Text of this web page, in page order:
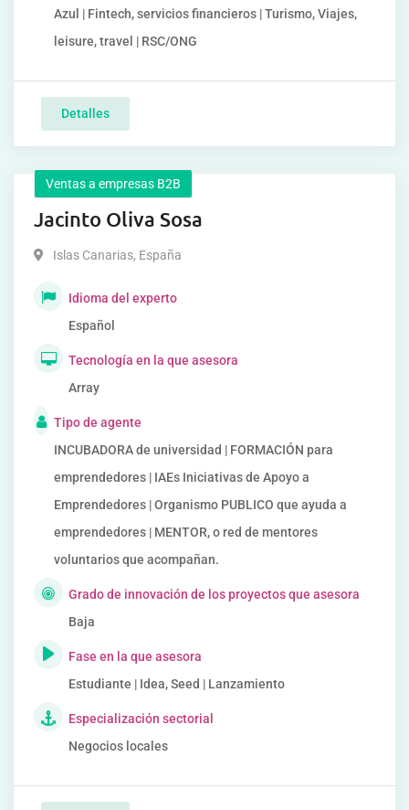
Azul | Fintech, servicios financieros | Turismo, Viajes,
leisure, travel | RSC/ONG
Detalles
Ventas a empresas B2B
Jacinto Oliva Sosa
Islas Canarias, España
Idioma del experto
Español
Tecnología en la que asesora
Array
Tipo de agente
INCUBADORA de universidad | FORMACIÓN para
emprendedores | IAEs Iniciativas de Apoyo a
Emprendedores | Organismo PUBLICO que ayuda a
emprendedores | MENTOR, o red de mentores
voluntarios que acompañan.
Grado de innovación de los proyectos que asesora
Baja
Fase en la que asesora
Estudiante | Idea, Seed | Lanzamiento
Especialización sectorial
Negocios locales